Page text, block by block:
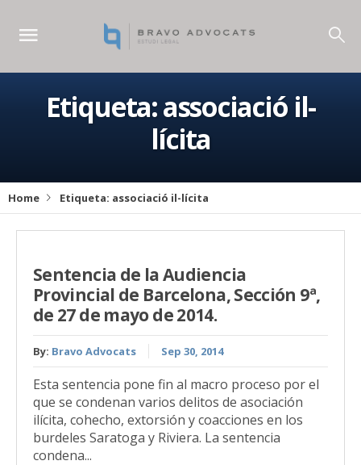
Etiqueta:associació il-
lícita
Home Etiqueta: associació il-lícita
Sentencia de la Audiencia
Provincial de Barcelona, Sección 9ª,
de 27 de mayo de 2014.
By: Bravo Advocats Sep 30, 2014
Esta sentencia pone fin al macro proceso por el
que se condenan varios delitos de asociación
ilícita, cohecho, extorsión y coacciones en los
burdeles Saratoga y Riviera. La sentencia
condena...